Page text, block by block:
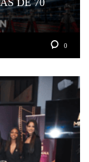
DE 70
0